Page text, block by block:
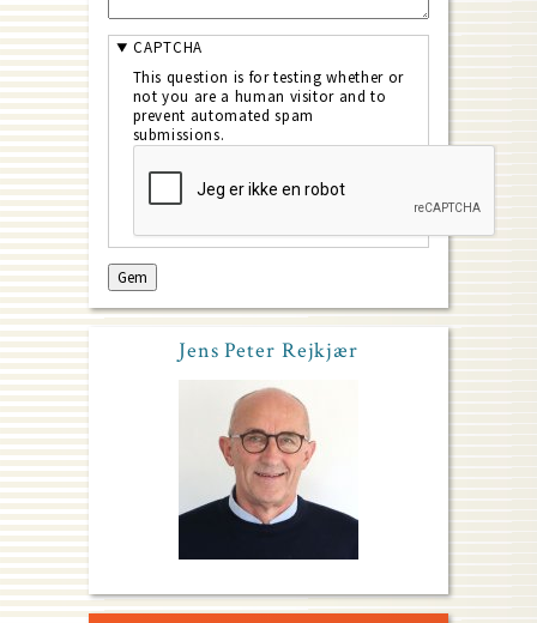
CAPTCHA
This question is for testing whether or
not you are a human visitor and to
prevent automated spam
submissions.
Jens Peter Rejkjær